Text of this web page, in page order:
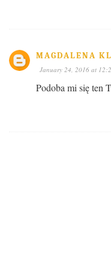
MAGDALENA
January 24, 2016 at
Podoba mi się ten